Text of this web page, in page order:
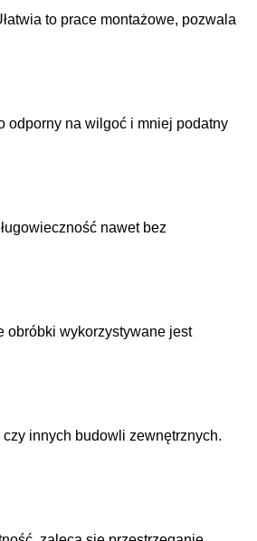
to prace montażowe, pozwala
odporny na wilgoć i mniej podatny
nawet bez
obróbki wykorzystywane jest
innych budowli zewnętrznych.